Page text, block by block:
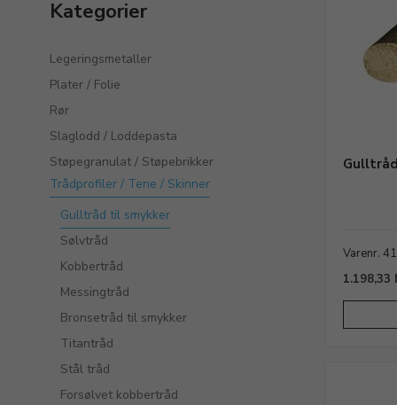
Kategorier
Legeringsmetaller
Plater / Folie
Rør
Slaglodd / Loddepasta
Støpegranulat / Støpebrikker
Trådprofiler / Tene / Skinner
Gulltråd til smykker
Sølvtråd
Kobbertråd
Messingtråd
Bronsetråd til smykker
Titantråd
Stål tråd
Forsølvet kobbertråd
Varenr.
1.198,33